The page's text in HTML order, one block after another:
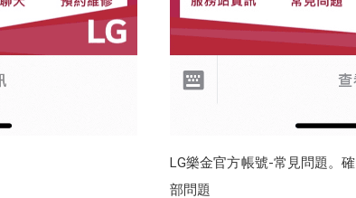
LG樂金官方帳號-常見問題。
部問題